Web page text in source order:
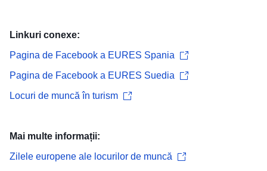
Linkuri conexe:
Pagina de Facebook a EURES Spania
Pagina de Facebook a EURES Suedia
Locuri de muncă în turism
Mai multe informații:
Zilele europene ale locurilor de muncă